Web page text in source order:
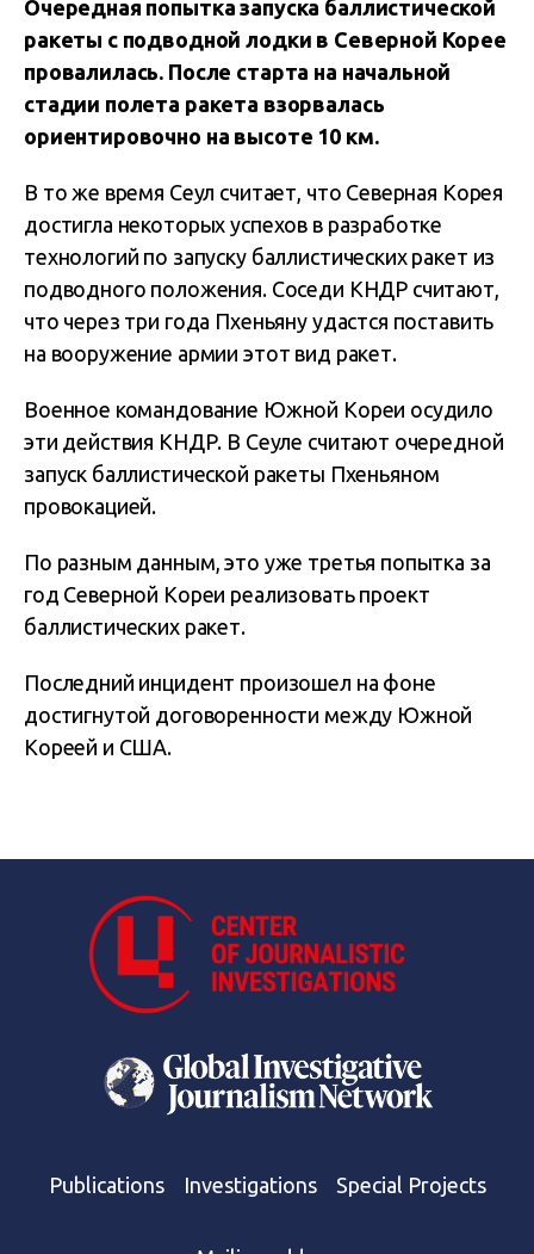
Очередная попытка запуска баллистической
ракеты с подводной лодки в Северной Корее
провалилась. После старта на начальной
стадии полета ракета взорвалась
ориентировочно на высоте 10 км.
В то же время Сеул считает, что Северная Корея
достигла некоторых успехов в разработке
технологий по запуску баллистических ракет из
подводного положения. Соседи КНДР считают,
что через три года Пхеньяну удастся поставить
на вооружение армии этот вид ракет.
Военное командование Южной Кореи осудило
эти действия КНДР. В Сеуле считают очередной
запуск баллистической ракеты Пхеньяном
провокацией.
По разным данным, это уже третья попытка за
год Северной Кореи реализовать проект
баллистических ракет.
Последний инцидент произошел на фоне
достигнутой договоренности между Южной
Кореей и США.
Publications Investigations Special Projects